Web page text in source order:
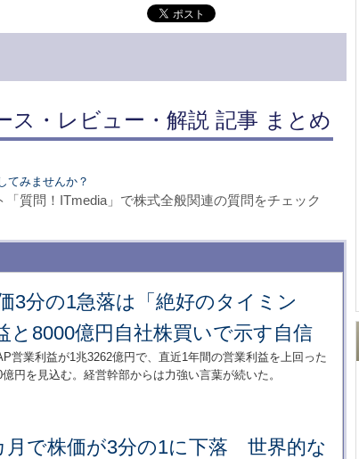
ス・レビュー・解説 記事 まとめ
てみませんか？
質問！ITmedia」で株式全般関連の質問をチェック
3分の1急落は「絶好のタイミン
8000億円自社株買いで示す自信
営業利益が1兆3262億円で、直近1年間の営業利益を上回った
円を見込む。経営幹部からは力強い言葉が続いた。
月で株価が3分の1に下落 世界的な